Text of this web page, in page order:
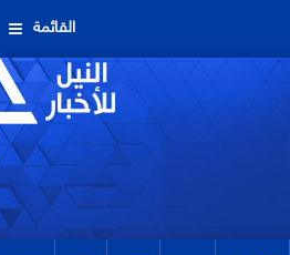
القائمة